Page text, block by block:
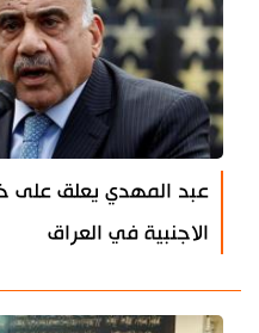
عبد المهدي يعلق على
الاجنبية في العراق